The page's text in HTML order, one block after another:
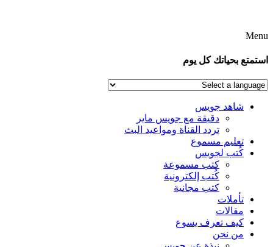
Menu
استمتع بحياتك كل يوم
شاهد جويس
دقيقة مع جويس ماير
تردد القناة ومواعيد البث
تعليم مسموع
كُتب لجويس
كتب مسموعة
كُتب إلكترونية
كتب مجانية
تأملات
مقالات
كيف تعرف يسوع
من نحن